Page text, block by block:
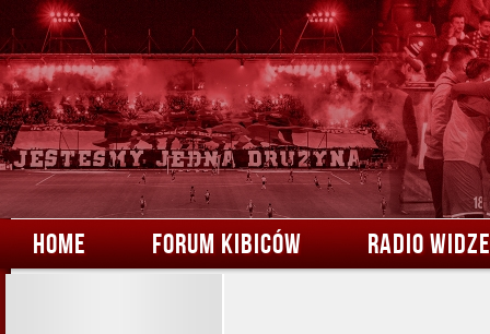
HOME FORUM KIBICÓW RADIO